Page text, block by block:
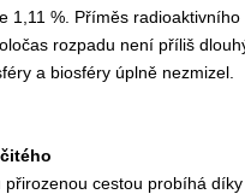
1,11 %. Příměs
rozpadu není příliš
a biosféry úplně nezmizel.
cestou probíhá